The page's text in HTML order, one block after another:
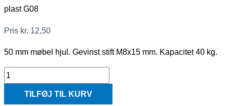
plast G08
Pris kr. 12,50
50 mm møbel hjul. Gevinst stift M8x15 mm. Kapacitet 40 kg.
TILFØJ TIL KURV